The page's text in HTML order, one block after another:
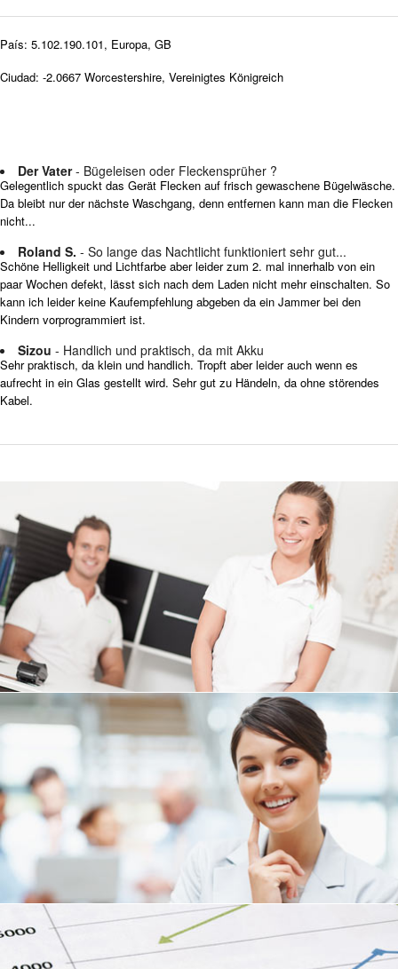
País: 5.102.190.101, Europa, GB
Ciudad: -2.0667 Worcestershire, Vereinigtes Königreich
Der Vater- Bügeleisen oder Fleckensprüher ?
Gelegentlich spuckt das Gerät Flecken auf frisch gewaschene Bügelwäsche.
Da bleibt nur der nächste Waschgang, denn entfernen kann man die Flecken
nicht...
Roland S. - So lange das Nachtlicht funktioniert sehr gut...
Schöne Helligkeit und Lichtfarbe aber leider zum 2. mal innerhalb von ein
paar Wochen defekt, lässt sich nach dem Laden nicht mehr einschalten. So
kann ich leider keine Kaufempfehlung abgeben da ein Jammer bei den
Kindern vorprogrammiert ist.
Sizou - Handlich und praktisch, da mit Akku
Sehr praktisch, da klein und handlich. Tropft aber leider auch wenn es
aufrecht in ein Glas gestellt wird. Sehr gut zu Händeln, da ohne störendes
Kabel.